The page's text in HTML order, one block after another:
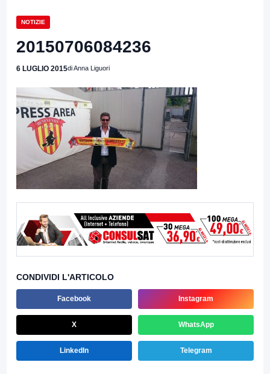
NOTIZIE
20150706084236
6 LUGLIO 2015di Anna Liguori
CONDIVIDI L'ARTICOLO
Facebook Instagram
X WhatsApp
LinkedIn Telegram